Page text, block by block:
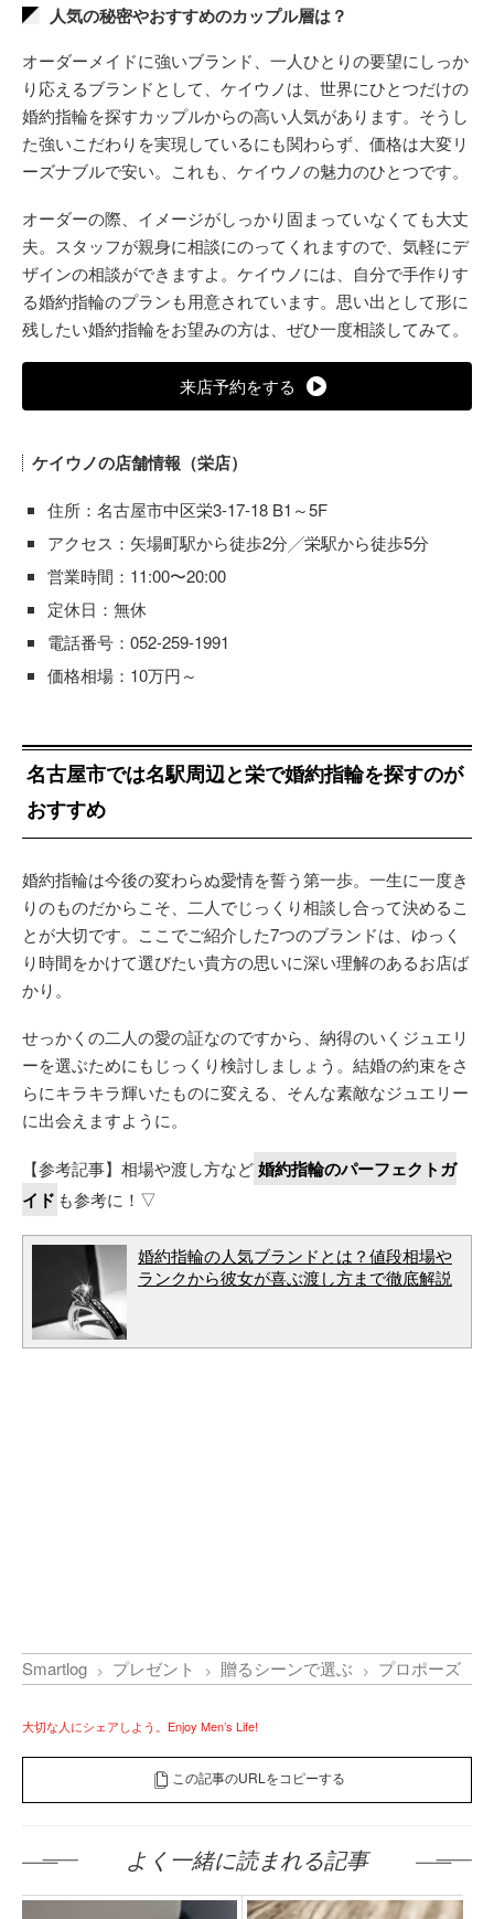
人気の秘密やおすすめのカップル層は？
オーダーメイドに強いブランド、一人ひとりの要望にしっか
り応えるブランドとして、ケイウノは、世界にひとつだけの
婚約指輪を探すカップルからの高い人気があります。そうし
た強いこだわりを実現しているにも関わらず、価格は大変リ
ーズナブルで安い。これも、ケイウノの魅力のひとつです。
オーダーの際、イメージがしっかり固まっていなくても大丈
夫。スタッフが親身に相談にのってくれますので、気軽にデ
ザインの相談ができますよ。ケイウノには、自分で手作りす
る婚約指輪のプランも用意されています。思い出として形に
残したい婚約指輪をお望みの方は、ぜひ一度相談してみて。
来店予約をする
ケイウノの店舗情報（栄店）
住所：名古屋市中区栄3-17-18 B1～5F
アクセス：矢場町駅から徒歩2分╱栄駅から徒歩5分
営業時間：11:00〜20:00
定休日：無休
電話番号：052-259-1991
価格相場：10万円～
名古屋市では名駅周辺と栄で婚約指輪を探すのが
おすすめ
婚約指輪は今後の変わらぬ愛情を誓う第一歩。一生に一度き
りのものだからこそ、二人でじっくり相談し合って決めるこ
とが大切です。ここでご紹介した7つのブランドは、ゆっく
り時間をかけて選びたい貴方の思いに深い理解のあるお店ば
かり。
せっかくの二人の愛の証なのですから、納得のいくジュエリ
ーを選ぶためにもじっくり検討しましょう。結婚の約束をさ
らにキラキラ輝いたものに変える、そんな素敵なジュエリー
に出会えますように。
【参考記事】相場や渡し方など婚約指輪のパーフェクトガ
イド も参考に！▽
婚約指輪の人気ブランドとは？値段相場や
ランクから彼女が喜ぶ渡し方まで徹底解説
Smartlog プレゼント 贈るシーンで選ぶ プロポーズ
大切な人にシェアしよう。Enjoy Men’s Life!
この記事のURLをコピーする
よく一緒に読まれる記事